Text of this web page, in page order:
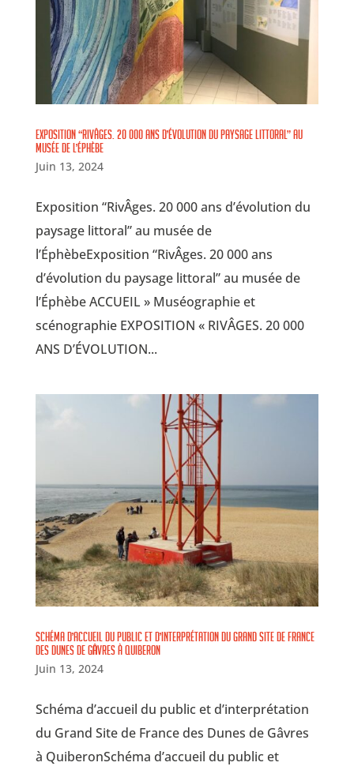
Exposition “RivÂges. 20 000 ans d’évolution du paysage littoral” au
musée de l’Éphèbe
Juin 13, 2024
Exposition “RivÂges. 20 000 ans d’évolution du
paysage littoral” au musée de
l’ÉphèbeExposition “RivÂges. 20 000 ans
d’évolution du paysage littoral” au musée de
l’Éphèbe ACCUEIL » Muséographie et
scénographie EXPOSITION « RIVÂGES. 20 000
ANS D’ÉVOLUTION...
Schéma d’accueil du public et d’interprétation du Grand Site de France
des Dunes de Gâvres à Quiberon
Juin 13, 2024
Schéma d’accueil du public et d’interprétation
du Grand Site de France des Dunes de Gâvres
à QuiberonSchéma d’accueil du public et